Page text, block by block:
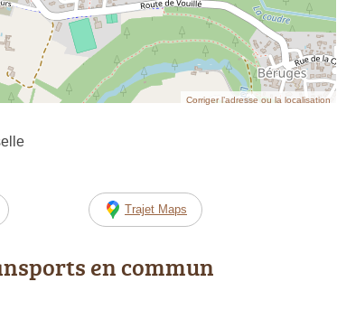
Corriger l’adresse ou la localisation
Trajet Maps
en commun